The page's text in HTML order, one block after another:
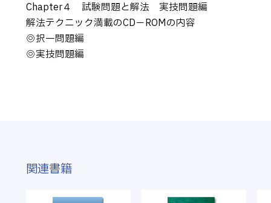
Chapter４ 試験問題と解法 実技問題編
解法テクニック満載のCD－ROMの内容
◎択一問題編
◎実技問題編
関連書籍